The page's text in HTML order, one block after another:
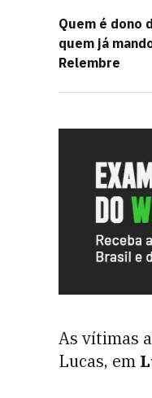
Quem é dono
quem já
Relembre
As vítimas
Lucas, em